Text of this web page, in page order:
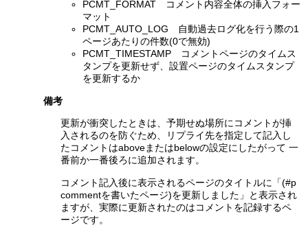
PCMT_FORMAT コメント内容全体の挿入フォー
マット
PCMT_AUTO_LOG 自動過去ログ化を行う際の1
ページあたりの件数(0で無効)
PCMT_TIMESTAMP コメントページのタイムス
タンプを更新せず、設置ページのタイムスタンプ
を更新するか
備考
更新が衝突したときは、予期せぬ場所にコメントが挿
入されるのを防ぐため、リプライ先を指定して記入し
たコメントはaboveまたはbelowの設定にしたがって 一
番前か一番後ろに追加されます。
コメント記入後に表示されるページのタイトルに「(#p
commentを書いたページ)を更新しました」と表示され
ますが、実際に更新されたのはコメントを記録するペ
ージです。